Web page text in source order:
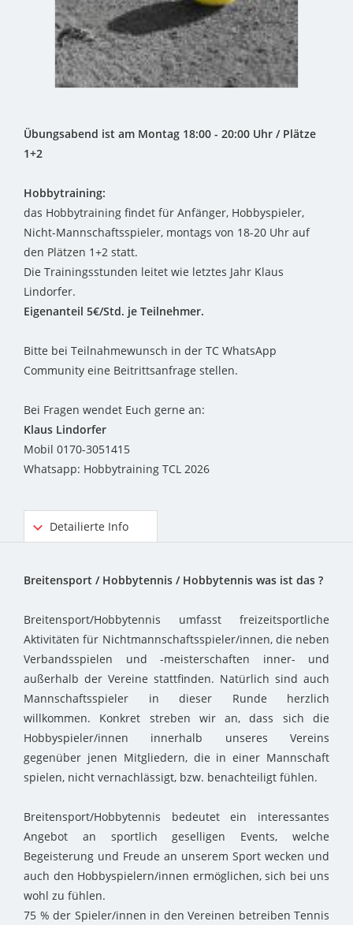
Übungsabend ist am Montag 18:00 - 20:00 Uhr / Plätze
1+2
Hobbytraining:
das Hobbytraining findet für Anfänger, Hobbyspieler,
Nicht-Mannschaftsspieler, montags von 18-20 Uhr auf
den Plätzen 1+2 statt.
Die Trainingsstunden leitet wie letztes Jahr Klaus
Lindorfer.
Eigenanteil 5€/Std. je Teilnehmer.
Bitte bei Teilnahmewunsch in der TC WhatsApp
Community eine Beitrittsanfrage stellen.
Bei Fragen wendet Euch gerne an:
Klaus Lindorfer
Mobil 0170-3051415
Whatsapp: Hobbytraining TCL 2026
Detailierte Info
Breitensport / Hobbytennis / Hobbytennis was ist das ?
Breitensport/Hobbytennis umfasst freizeitsportliche
Aktivitäten für Nichtmannschaftsspieler/innen, die neben
Verbandsspielen und -meisterschaften inner- und
außerhalb der Vereine stattfinden. Natürlich sind auch
Mannschaftsspieler in dieser Runde herzlich
willkommen. Konkret streben wir an, dass sich die
Hobbyspieler/innen innerhalb unseres Vereins
gegenüber jenen Mitgliedern, die in einer Mannschaft
spielen, nicht vernachlässigt, bzw. benachteiligt fühlen.
Breitensport/Hobbytennis bedeutet ein interessantes
Angebot an sportlich geselligen Events, welche
Begeisterung und Freude an unserem Sport wecken und
auch den Hobbyspielern/innen ermöglichen, sich bei uns
wohl zu fühlen.
75 % der Spieler/innen in den Vereinen betreiben Tennis